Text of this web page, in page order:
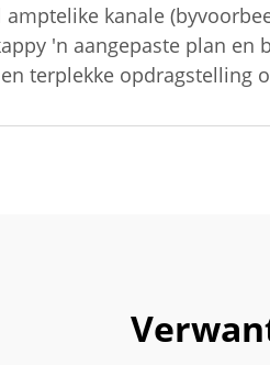
kanale
'n aangepaste plan
terplekke opdragstelling